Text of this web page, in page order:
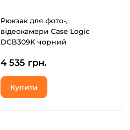
Рюкзак для фото-,
відеокамери Case Logic
DCB309K чорний
4 535 грн.
Купити